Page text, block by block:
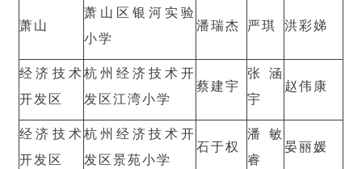
萧山
萧山区银河实验
小学
潘瑞杰 严琪 洪彩娣
经济技术
开发区
杭州经济技术开
发区江湾小学
蔡建宇
张涵
宇
赵伟康
经济技术
开发区
杭州经济技术开
发区景苑小学
石于权
潘敏
睿
晏丽媛